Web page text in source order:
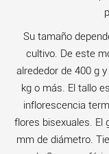
Su tamaño
cultivo. De este
alrededor de 400 g
kg o más. El tallo
inflorescencia
flores bisexuales. El
mm de diámetro.